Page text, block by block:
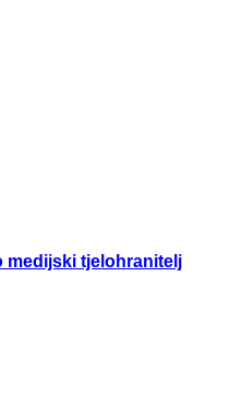
medijski tjelohranitelj